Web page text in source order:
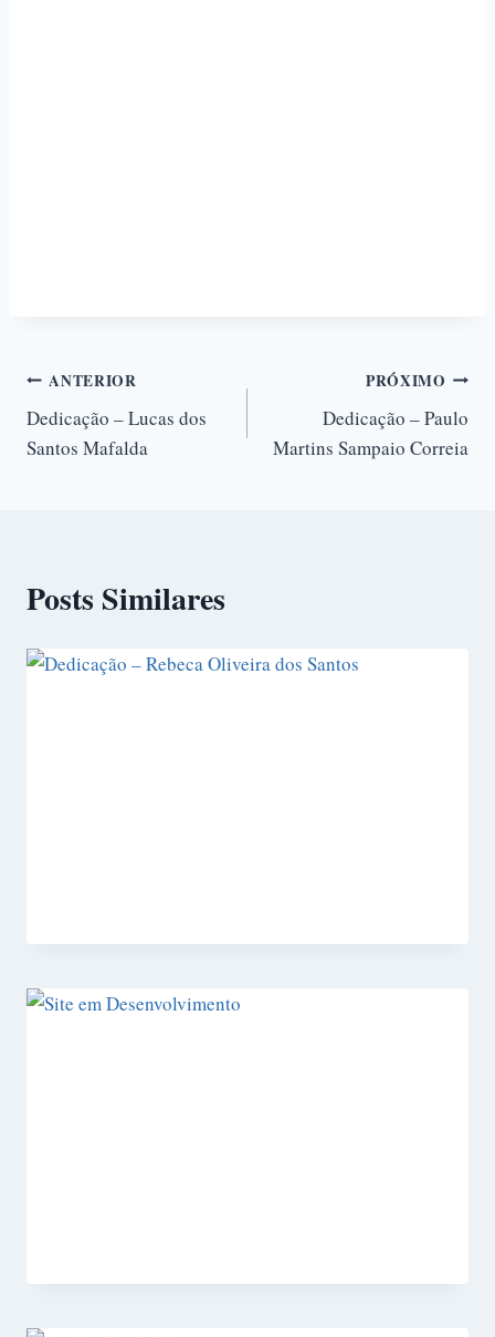
ANTERIOR
Dedicação – Lucas dos
Santos Mafalda
PRÓXIMO
Dedicação – Paulo
Martins Sampaio Correia
Posts Similares